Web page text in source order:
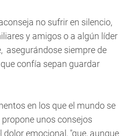
no sufrir en silencio,
y amigos o a algún líder
asegurándose siempre de
confía sepan guardar
en los que el mundo se
unos consejos
emocional, "que, aunque